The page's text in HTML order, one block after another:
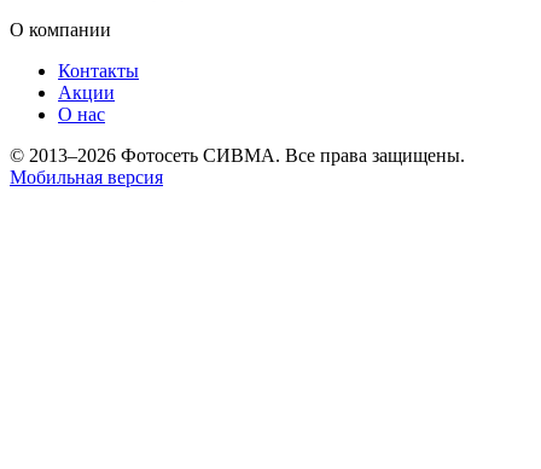
О компании
Контакты
Акции
О нас
© 2013–2026 Фотосеть СИВМА. Все права защищены.
Мобильная версия